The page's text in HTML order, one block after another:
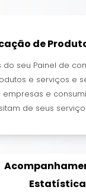
de
do seu Painel de
e serviços e
empresas e
de seus